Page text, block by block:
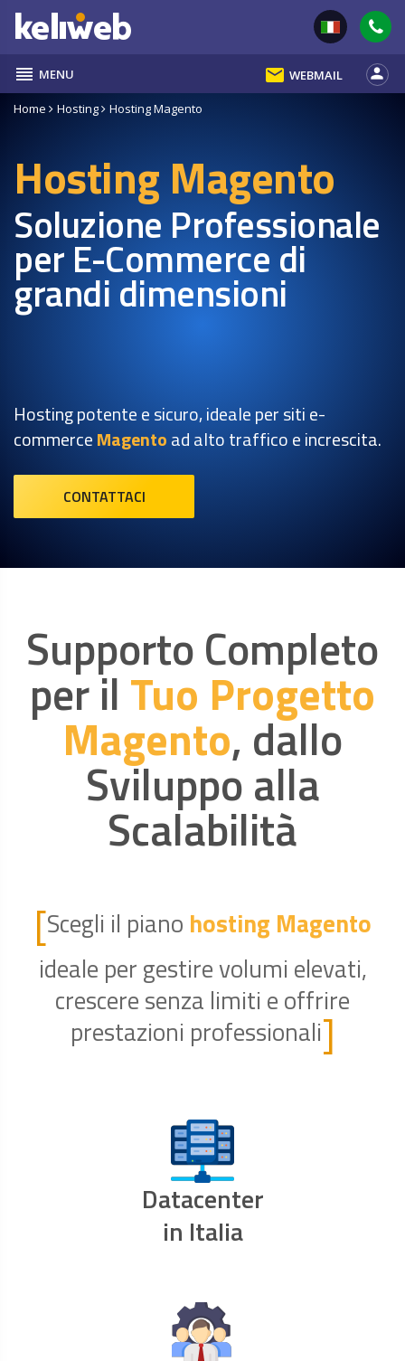
reorder MENU email WEBMAIL person
Home Hosting Hosting Magento
Hosting Magento
Soluzione Professionale
per E-Commerce di
grandi dimensioni
Hosting potente e sicuro, ideale per siti e-
commerceMagentoad alto traffico e increscita.
CONTATTACI
Supporto Completo
per il Tuo Progetto
Magento, dallo
Sviluppo alla
Scalabilità
[Scegli il piano hosting Magento
ideale per gestire volumi elevati,
crescere senza limiti e offrire
prestazioni professionali]
Datacenter
in Italia